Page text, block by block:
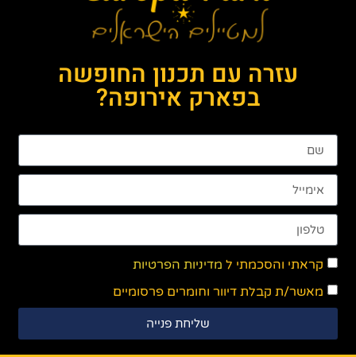
עזרה עם תכנון החופשה
בפארק אירופה?
קראתי והסכמתי ל מדיניות הפרטיות
מאשר/ת קבלת דיוור וחומרים פרסומיים
שליחת פנייה